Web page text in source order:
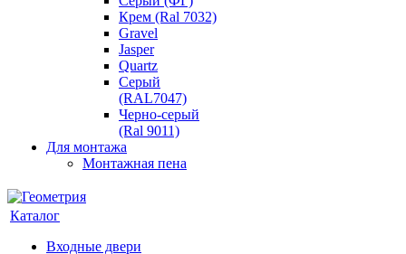
Крем (Ral 7032)
Gravel
Jasper
Quartz
Серый
(RAL7047)
Черно-серый
(Ral 9011)
Для монтажа
Монтажная пена
Каталог
Входные двери